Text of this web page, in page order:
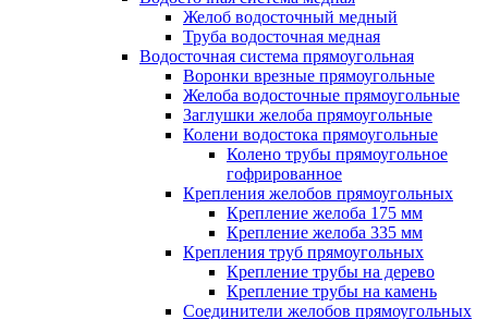
Желоб водосточный медный
Труба водосточная медная
Водосточная система прямоугольная
Воронки врезные прямоугольные
Желоба водосточные прямоугольные
Заглушки желоба прямоугольные
Колени водостока прямоугольные
Колено трубы прямоугольное
гофрированное
Крепления желобов прямоугольных
Крепление желоба 175 мм
Крепление желоба 335 мм
Крепления труб прямоугольных
Крепление трубы на дерево
Крепление трубы на камень
Соединители желобов прямоугольных